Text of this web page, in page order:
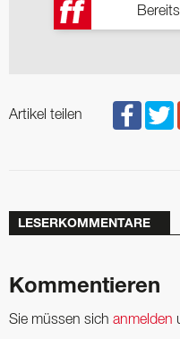
Artikel teilen
LESERKOMMENTARE
Kommentieren
Sie müssen sich anmelden